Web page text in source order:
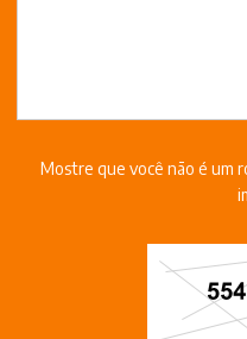
Mostre que você não é um